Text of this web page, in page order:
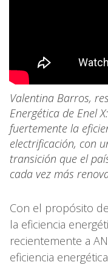
Valentina Barros,
Energética de Enel
fuertemente la
electrificación, con
transición que el
cada vez más
Con el propósito
la eficiencia
recientemente a
eficiencia